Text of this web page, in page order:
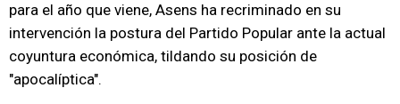
para el año que viene, Asens ha recriminado en su
intervención la postura del Partido Popular ante la actual
coyuntura económica, tildando su posición de
"apocalíptica".